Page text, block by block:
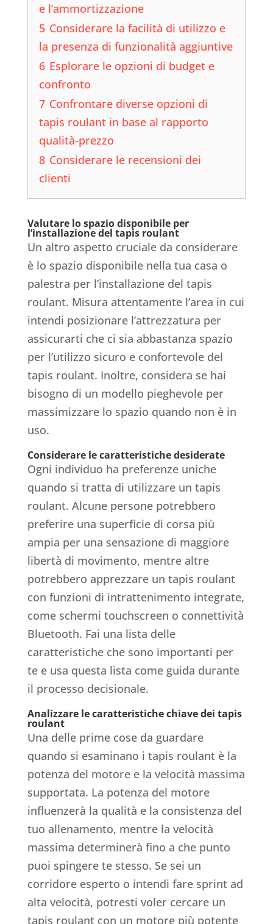
e l’ammortizzazione
5 Considerare la facilità di utilizzo e
la presenza di funzionalità aggiuntive
6 Esplorare le opzioni di budget e
confronto
7 Confrontare diverse opzioni di
tapis roulant in base al rapporto
qualità-prezzo
8 Considerare le recensioni dei
clienti
Valutare lo spazio disponibile per
l’installazione del tapis roulant
Un altro aspetto cruciale da considerare
è lo spazio disponibile nella tua casa o
palestra per l’installazione del tapis
roulant. Misura attentamente l’area in cui
intendi posizionare l’attrezzatura per
assicurarti che ci sia abbastanza spazio
per l’utilizzo sicuro e confortevole del
tapis roulant. Inoltre, considera se hai
bisogno di un modello pieghevole per
massimizzare lo spazio quando non è in
uso.
Considerare le caratteristiche desiderate
Ogni individuo ha preferenze uniche
quando si tratta di utilizzare un tapis
roulant. Alcune persone potrebbero
preferire una superficie di corsa più
ampia per una sensazione di maggiore
libertà di movimento, mentre altre
potrebbero apprezzare un tapis roulant
con funzioni di intrattenimento integrate,
come schermi touchscreen o connettività
Bluetooth. Fai una lista delle
caratteristiche che sono importanti per
te e usa questa lista come guida durante
il processo decisionale.
Analizzare le caratteristiche chiave dei tapis
roulant
Una delle prime cose da guardare
quando si esaminano i tapis roulant è la
potenza del motore e la velocità massima
supportata. La potenza del motore
influenzerà la qualità e la consistenza del
tuo allenamento, mentre la velocità
massima determinerà fino a che punto
puoi spingere te stesso. Se sei un
corridore esperto o intendi fare sprint ad
alta velocità, potresti voler cercare un
tapis roulant con un motore più potente